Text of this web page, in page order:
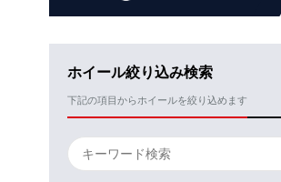
ホイール絞り込み検索
下記の項目からホイールを絞り込めます